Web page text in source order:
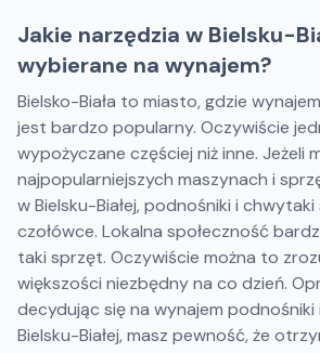
Jakie narzędzia w Bielsku-
wybierane na wynajem?
Bielsko-Biała to miasto, gdzie
jest bardzo popularny. Oczywiście
wypożyczane częściej niż inne. Jeżeli
najpopularniejszych maszynach i
w Bielsku-Białej, podnośniki i chwytaki
czołówce. Lokalna społeczność
taki sprzęt. Oczywiście można to
większości niezbędny na co dzień.
decydując się na wynajem
Bielsku-Białej, masz pewność, że